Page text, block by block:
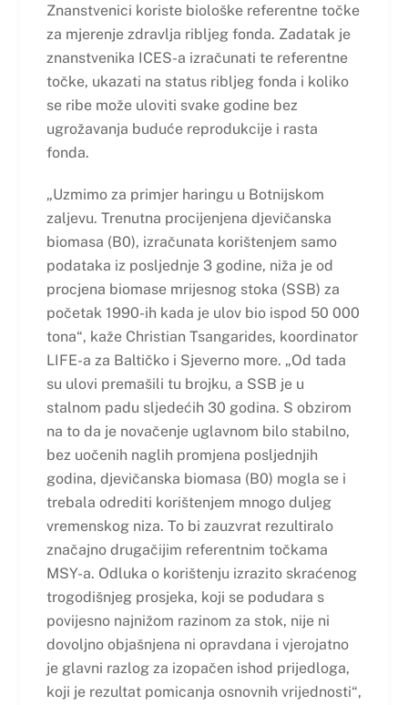
Znanstvenici koriste biološke referentne točke
za mjerenje zdravlja ribljeg fonda. Zadatak je
znanstvenika ICES-a izračunati te referentne
točke, ukazati na status ribljeg fonda i koliko
se ribe može uloviti svake godine bez
ugrožavanja buduće reprodukcije i rasta
fonda.
„Uzmimo za primjer haringu u Botnijskom
zaljevu. Trenutna procijenjena djevičanska
biomasa (B0), izračunata korištenjem samo
podataka iz posljednje 3 godine, niža je od
procjena biomase mrijesnog stoka (SSB) za
početak 1990-ih kada je ulov bio ispod 50 000
tona“, kaže Christian Tsangarides, koordinator
LIFE-a za Baltičko i Sjeverno more. „Od tada
su ulovi premašili tu brojku, a SSB je u
stalnom padu sljedećih 30 godina. S obzirom
na to da je novačenje uglavnom bilo stabilno,
bez uočenih naglih promjena posljednjih
godina, djevičanska biomasa (B0) mogla se i
trebala odrediti korištenjem mnogo duljeg
vremenskog niza. To bi zauzvrat rezultiralo
značajno drugačijim referentnim točkama
MSY-a. Odluka o korištenju izrazito skraćenog
trogodišnjeg prosjeka, koji se podudara s
povijesno najnižom razinom za stok, nije ni
dovoljno objašnjena ni opravdana i vjerojatno
je glavni razlog za izopačen ishod prijedloga,
koji je rezultat pomicanja osnovnih vrijednosti“,